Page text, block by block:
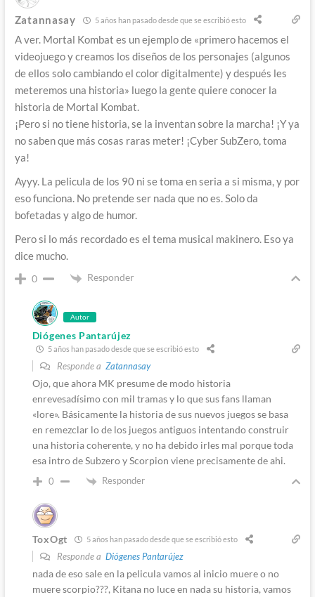
Zatannasay 5 años han pasado desde que se escribió esto
A ver. Mortal Kombat es un ejemplo de «primero hacemos el
videojuego y creamos los diseños de los personajes (algunos
de ellos solo cambiando el color digitalmente) y después les
meteremos una historia» luego la gente quiere conocer la
historia de Mortal Kombat.
¡Pero si no tiene historia, se la inventan sobre la marcha! ¡Y ya
no saben que más cosas raras meter! ¡Cyber SubZero, toma
ya!
Ayyy. La pelicula de los 90 ni se toma en seria a si misma, y por
eso funciona. No pretende ser nada que no es. Solo da
bofetadas y algo de humor.
Pero si lo más recordado es el tema musical makinero. Eso ya
dice mucho.
0 Responder
Autor
Diógenes Pantarújez
5 años han pasado desde que se escribió esto
Responde a Zatannasay
Ojo, que ahora MK presume de modo historia
enrevesadísimo con mil tramas y lo que sus fans llaman
«lore». Básicamente la historia de sus nuevos juegos se basa
en remezclar lo de los juegos antiguos intentando construir
una historia coherente, y no ha debido irles mal porque toda
esa intro de Subzero y Scorpion viene precisamente de ahi.
0 Responder
ToxOgt 5 años han pasado desde que se escribió esto
Responde a Diógenes Pantarújez
nada de eso sale en la pelicula vamos al inicio muere o no
muere scorpio???, Kitana no luce en nada su historia, vamos